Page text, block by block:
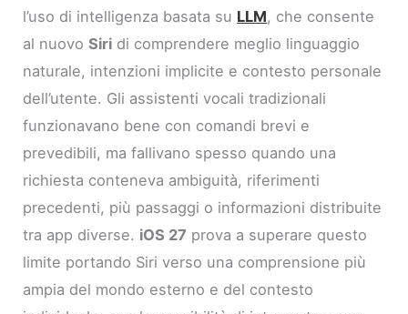
l’uso di intelligenza basata su LLM, che consente
al nuovoSiri di comprendere meglio linguaggio
naturale, intenzioni implicite e contesto personale
dell’utente. Gli assistenti vocali tradizionali
funzionavano bene con comandi brevi e
prevedibili, ma fallivano spesso quando una
richiesta conteneva ambiguità, riferimenti
precedenti, più passaggi o informazioni distribuite
tra app diverse. iOS 27 prova a superare questo
limite portando Siri verso una comprensione più
ampia del mondo esterno e del contesto